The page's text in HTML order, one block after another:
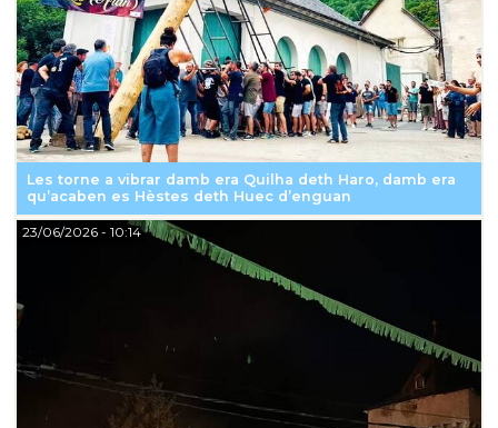
Les torne a vibrar damb era Quilha deth Haro, damb era
qu’acaben es Hèstes deth Huec d’enguan
23/06/2026- 10:14